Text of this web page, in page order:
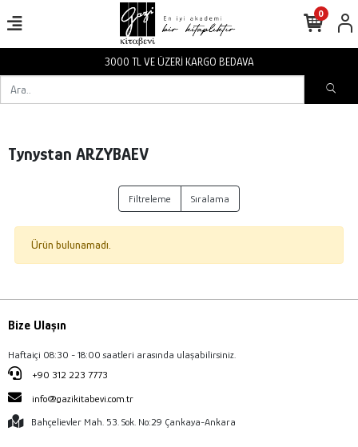
3000 TL VE ÜZERİ KARGO BEDAVA
0
Tynystan ARZYBAEV
Filtreleme Sıralama
Ürün bulunamadı.
Bize Ulaşın
Haftaiçi 08:30 - 18:00 saatleri arasında ulaşabilirsiniz.
+90 312 223 7773
info@gazikitabevi.com.tr
Bahçelievler Mah. 53. Sok. No:29 Çankaya-Ankara